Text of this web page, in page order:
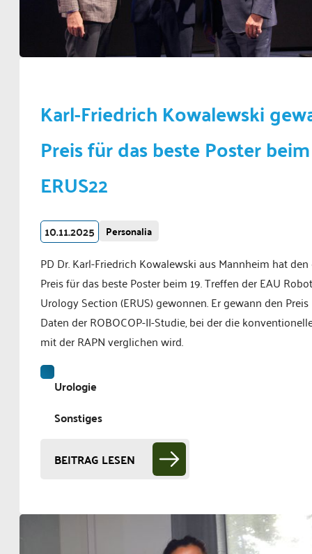
Karl-Friedrich Kowalewski
Preis für das beste Poster beim
ERUS22
10.11.2025 Personalia
PD Dr. Karl-Friedrich Kowalewski aus Mannheim hat
Preis für das beste Poster beim 19. Treffen der EAU
Urology Section (ERUS) gewonnen. Er gewann den
Daten der ROBOCOP-II-Studie, bei der die
mit der RAPN verglichen wird.
Urologie
Sonstiges
BEITRAG LESEN